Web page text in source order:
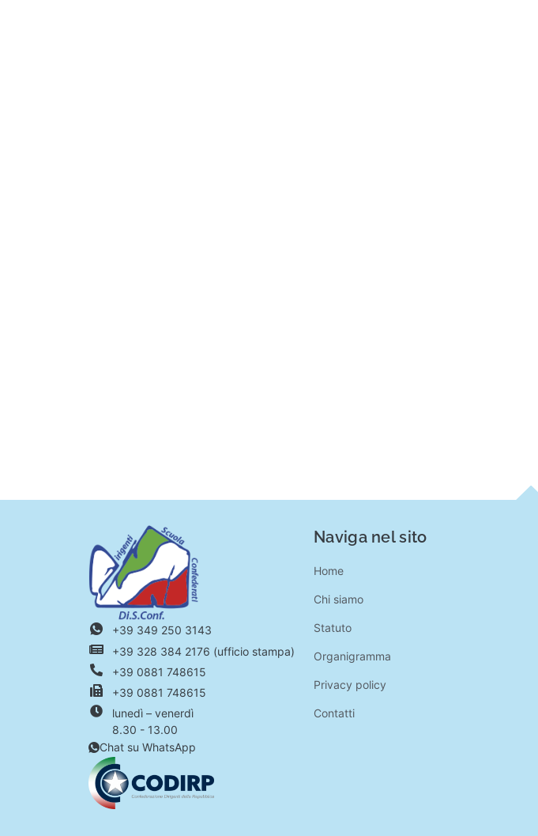
+39 349 250 3143
+39 328 384 2176 (ufficio stampa)
+39 0881 748615
+39 0881 748615
lunedì – venerdì
8.30 - 13.00
Chat su WhatsApp
Naviga nel sito
Home
Chi siamo
Statuto
Organigramma
Privacy policy
Contatti